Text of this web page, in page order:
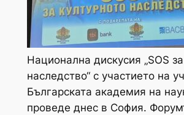
Национална дискусия „SOS
наследство“ с участието на
Българската академия на
проведе днес в София.